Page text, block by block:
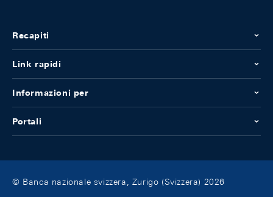
Recapiti
Link rapidi
Informazioni per
Portali
© Banca nazionale svizzera, Zurigo (Svizzera) 2026